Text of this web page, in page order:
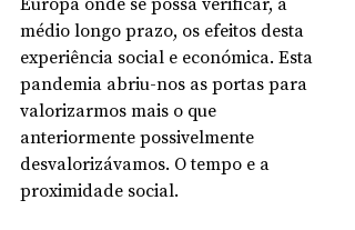
médio longo prazo, os efeitos desta
experiência social e económica. Esta
pandemia abriu-nos as portas para
valorizarmos mais o que
anteriormente possivelmente
desvalorizávamos. O tempo e a
proximidade social.